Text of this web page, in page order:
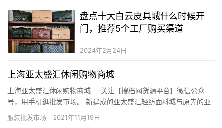
盘点十大白云皮具城什么时候开
门，推荐5个工厂购买渠道
2024年2月24日
上海亚太盛汇休闲购物商城
上海亚太盛汇休闲购物商城 关注【搜档网货源平台】微信公众
号，用手机逛批发市场。 新建成的亚太盛汇轻纺面料城与原先的亚
太盛汇-新阳服饰礼品市场两个业态形成了优势互补。源于上海襄阳
路市场的700余家商户，经营从童装、外贸服装、民族服饰、时尚挎
服装批发市场 2021年11月19日